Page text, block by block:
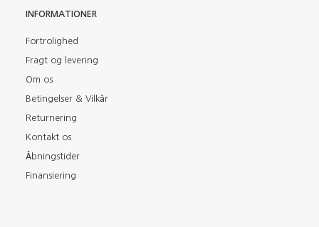
INFORMATIONER
Fortrolighed
Fragt og levering
Om os
Betingelser & Vilkår
Returnering
Kontakt os
Åbningstider
Finansiering